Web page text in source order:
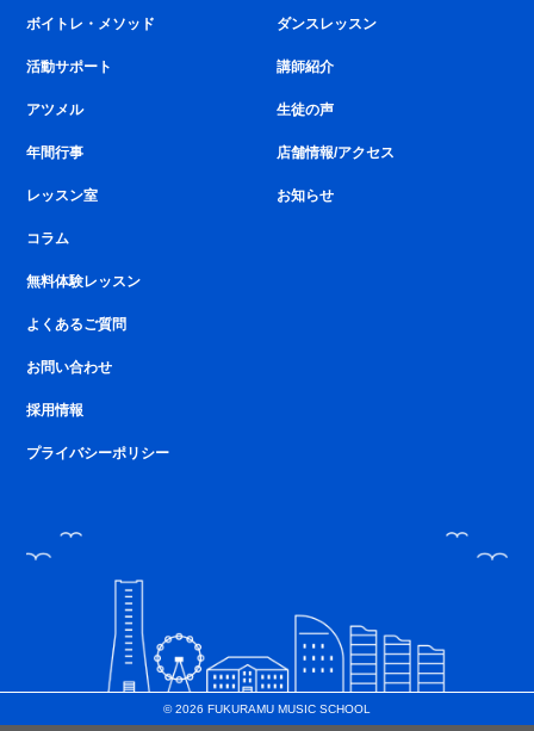
ボイトレ・メソッド
活動サポート
アツメル
年間行事
レッスン室
ダンスレッスン
講師紹介
生徒の声
店舗情報/アクセス
お知らせ
コラム
無料体験レッスン
よくあるご質問
お問い合わせ
採用情報
プライバシーポリシー
© 2026 FUKURAMU MUSIC SCHOOL